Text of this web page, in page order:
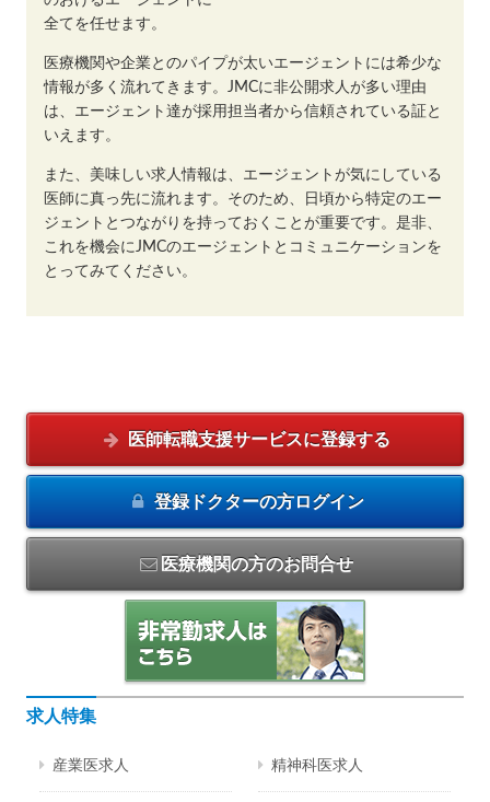
全てを任せます。
医療機関や企業とのパイプが太いエージェントには希少な
情報が多く流れてきます。JMCに非公開求人が多い理由
は、エージェント達が採用担当者から信頼されている証と
いえます。
また、美味しい求人情報は、エージェントが気にしている
医師に真っ先に流れます。そのため、日頃から特定のエー
ジェントとつながりを持っておくことが重要です。是非、
これを機会にJMCのエージェントとコミュニケーションを
とってみてください。
医師転職支援サービスに登録する
登録ドクターの方ログイン
医療機関の方のお問合せ
求人特集
産業医求人 精神科医求人